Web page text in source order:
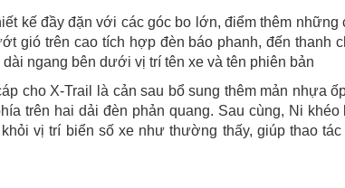
kế đầy đặn với các góc bo lớn, điểm thêm những
gió trên cao tích hợp đèn báo phanh, đến thanh
ngang bên dưới vị trí tên xe và tên phiên bản
cho X-Trail là cản sau bổ sung thêm mản nhựa
trên hai dải đèn phản quang. Sau cùng, Ni khéo
vị trí biển số xe như thường thấy, giúp thao